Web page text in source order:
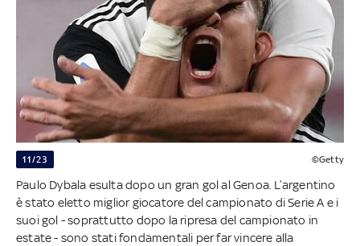
11/23 ©Getty
Paulo Dybala esulta dopo un gran gol al Genoa. L’argentino
è stato eletto miglior giocatore del campionato di Serie A e i
suoi gol - soprattutto dopo la ripresa del campionato in
estate - sono stati fondamentali per far vincere alla